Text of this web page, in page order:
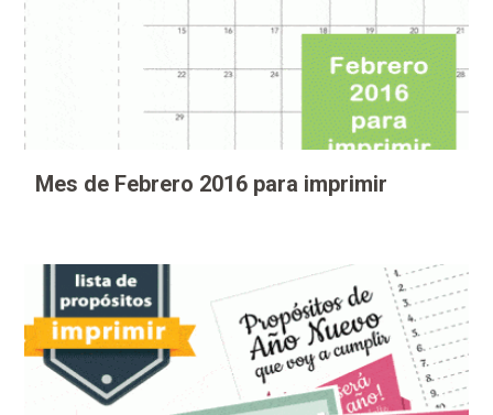
Mes de Febrero 2016 para imprimir